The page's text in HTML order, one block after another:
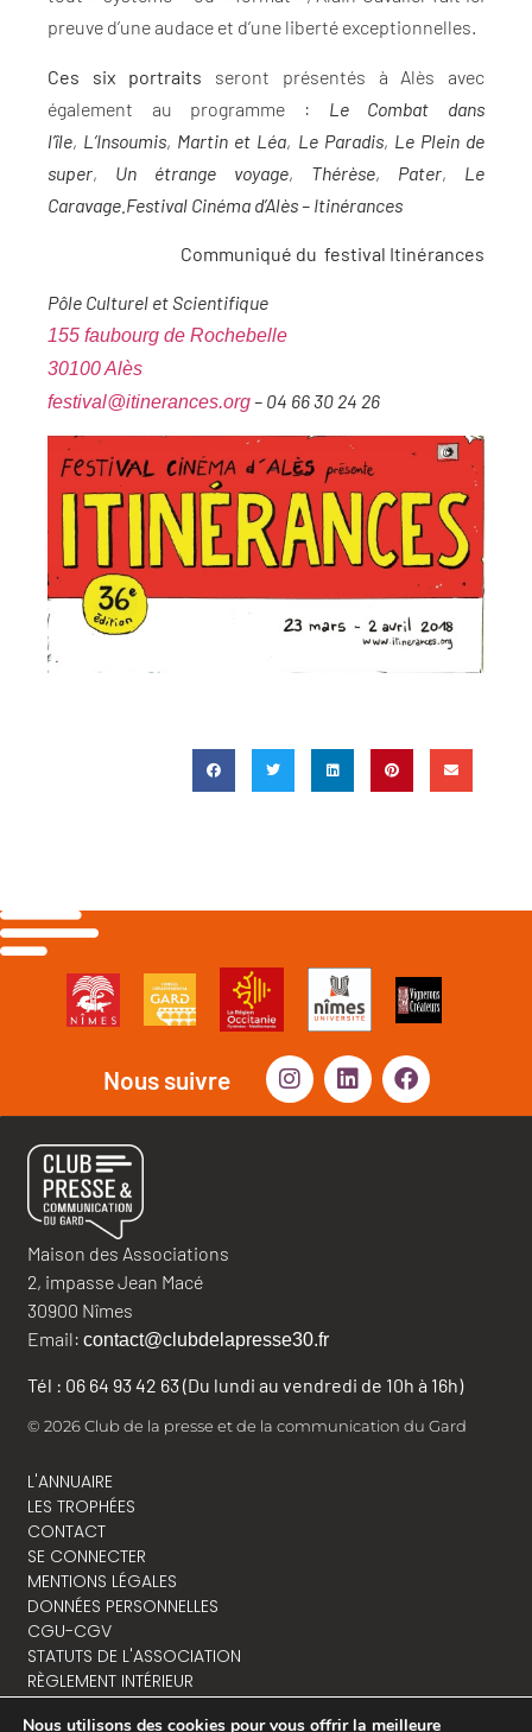
preuve d’une audace et d’une liberté exceptionnelles.
Ces six portraits seront présentés à Alès avec
également au programme : Le Combat dans
l’île, L’Insoumis, Martin et Léa, Le Paradis, Le Plein de
super, Un étrange voyage, Thérèse, Pater, Le
Caravage.Festival Cinéma d’Alès – Itinérances
Communiqué du festival Itinérances
Pôle Culturel et Scientifique
155 faubourg de Rochebelle
30100 Alès
festival@itinerances.org– 04 66 30 24 26
Nous suivre
Maison des Associations
2, impasse Jean Macé
30900 Nîmes
Email: contact@clubdelapresse30.fr
Tél : 06 64 93 42 63 (Du lundi au vendredi de 10h à 16h)
© 2026 Club de la presse et de la communication du Gard
L'ANNUAIRE
LES TROPHÉES
CONTACT
SE CONNECTER
MENTIONS LÉGALES
DONNÉES PERSONNELLES
CGU-CGV
STATUTS DE L'ASSOCIATION
RÈGLEMENT INTÉRIEUR
Nous utilisons des cookies pour vous offrir la meilleure